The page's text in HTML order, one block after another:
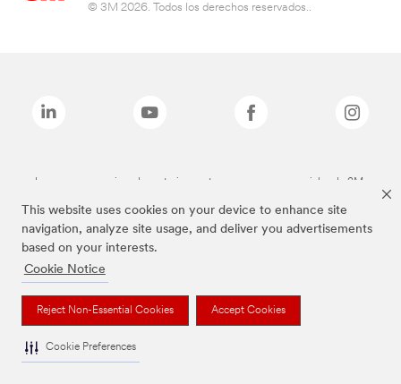
This website uses cookies on your device to enhance site
navigation, analyze site usage, and deliver you advertisements
based on your interests.
Cookie Notice
Reject Non-Essential Cookies Accept Cookies
Cookie Preferences
© 3M 2026. Todos los derechos reservados..
Las marcas mencionadas anteriormente son marcas comerciales de 3M.